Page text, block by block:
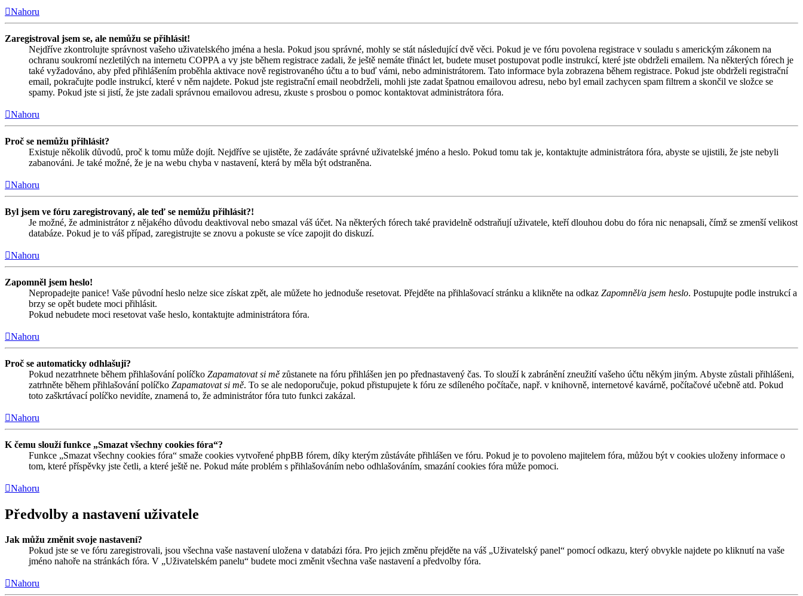
Nahoru
Zaregistroval jsem se, ale nemůžu se přihlásit!
Nejdříve zkontrolujte správnost vašeho uživatelského jména a hesla. Pokud jsou správné, mohly se stát následující dvě věci. Pokud je ve fóru povolena registrace v souladu s americkým zákonem na
ochranu soukromí nezletilých na internetu COPPA a vy jste během registrace zadali, že ještě nemáte třináct let, budete muset postupovat podle instrukcí, které jste obdrželi emailem. Na některých fórech je
také vyžadováno, aby před přihlášením proběhla aktivace nově registrovaného účtu a to buď vámi, nebo administrátorem. Tato informace byla zobrazena během registrace. Pokud jste obdrželi registrační
email, pokračujte podle instrukcí, které v něm najdete. Pokud jste registrační email neobdrželi, mohli jste zadat špatnou emailovou adresu, nebo byl email zachycen spam filtrem a skončil ve složce se
spamy. Pokud jste si jistí, že jste zadali správnou emailovou adresu, zkuste s prosbou o pomoc kontaktovat administrátora fóra.
Nahoru
Proč se nemůžu přihlásit?
Existuje několik důvodů, proč k tomu může dojít. Nejdříve se ujistěte, že zadáváte správné uživatelské jméno a heslo. Pokud tomu tak je, kontaktujte administrátora fóra, abyste se ujistili, že jste nebyli
zabanováni. Je také možné, že je na webu chyba v nastavení, která by měla být odstraněna.
Nahoru
Byl jsem ve fóru zaregistrovaný, ale teď se nemůžu přihlásit?!
Je možné, že administrátor z nějakého důvodu deaktivoval nebo smazal váš účet. Na některých fórech také pravidelně odstraňují uživatele, kteří dlouhou dobu do fóra nic nenapsali, čímž se zmenší velikost
databáze. Pokud je to váš případ, zaregistrujte se znovu a pokuste se více zapojit do diskuzí.
Nahoru
Zapomněl jsem heslo!
Nepropadejte panice! Vaše původní heslo nelze sice získat zpět, ale můžete ho jednoduše resetovat. Přejděte na přihlašovací stránku a klikněte na odkaz Zapomněl/a jsem heslo. Postupujte podle instrukcí a
brzy se opět budete moci přihlásit.
Pokud nebudete moci resetovat vaše heslo, kontaktujte administrátora fóra.
Nahoru
Proč se automaticky odhlašuji?
Pokud nezatrhnete během přihlašování políčko Zapamatovat si mě zůstanete na fóru přihlášen jen po přednastavený čas. To slouží k zabránění zneužití vašeho účtu někým jiným. Abyste zůstali přihlášeni,
zatrhněte během přihlašování políčko Zapamatovat si mě. To se ale nedoporučuje, pokud přistupujete k fóru ze sdíleného počítače, např. v knihovně, internetové kavárně, počítačové učebně atd. Pokud
toto zaškrtávací políčko nevidíte, znamená to, že administrátor fóra tuto funkci zakázal.
Nahoru
K čemu slouží funkce „Smazat všechny cookies fóra“?
Funkce „Smazat všechny cookies fóra“ smaže cookies vytvořené phpBB fórem, díky kterým zůstáváte přihlášen ve fóru. Pokud je to povoleno majitelem fóra, můžou být v cookies uloženy informace o
tom, které příspěvky jste četli, a které ještě ne. Pokud máte problém s přihlašováním nebo odhlašováním, smazání cookies fóra může pomoci.
Nahoru
Předvolby a nastavení uživatele
Jak můžu změnit svoje nastavení?
Pokud jste se ve fóru zaregistrovali, jsou všechna vaše nastavení uložena v databázi fóra. Pro jejich změnu přejděte na váš „Uživatelský panel“ pomocí odkazu, který obvykle najdete po kliknutí na vaše
jméno nahoře na stránkách fóra. V „Uživatelském panelu“ budete moci změnit všechna vaše nastavení a předvolby fóra.
Nahoru